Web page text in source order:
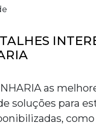
as
soluções para